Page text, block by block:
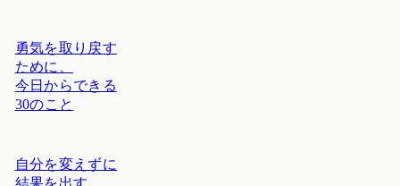
勇気を取り戻す
ために、
今日からできる
30のこと
自分を変えずに